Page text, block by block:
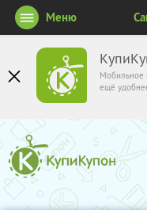
Мобильное
ещё
Меню